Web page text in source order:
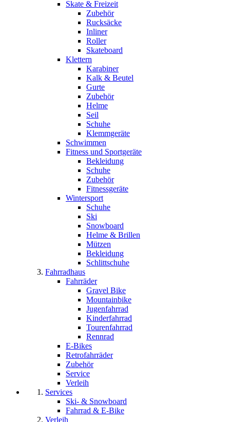
Skate & Freizeit
Zubehör
Rucksäcke
Inliner
Roller
Skateboard
Klettern
Karabiner
Kalk & Beutel
Gurte
Zubehör
Helme
Seil
Schuhe
Klemmgeräte
Schwimmen
Fitness und Sportgeräte
Bekleidung
Schuhe
Zubehör
Fitnessgeräte
Wintersport
Schuhe
Ski
Snowboard
Helme & Brillen
Mützen
Bekleidung
Schlittschuhe
Fahrradhaus
Fahrräder
Gravel Bike
Mountainbike
Jugenfahrrad
Kinderfahrrad
Tourenfahrrad
Rennrad
E-Bikes
Retrofahrräder
Zubehör
Service
Verleih
Services
Ski- & Snowboard
Fahrrad & E-Bike
Verleih